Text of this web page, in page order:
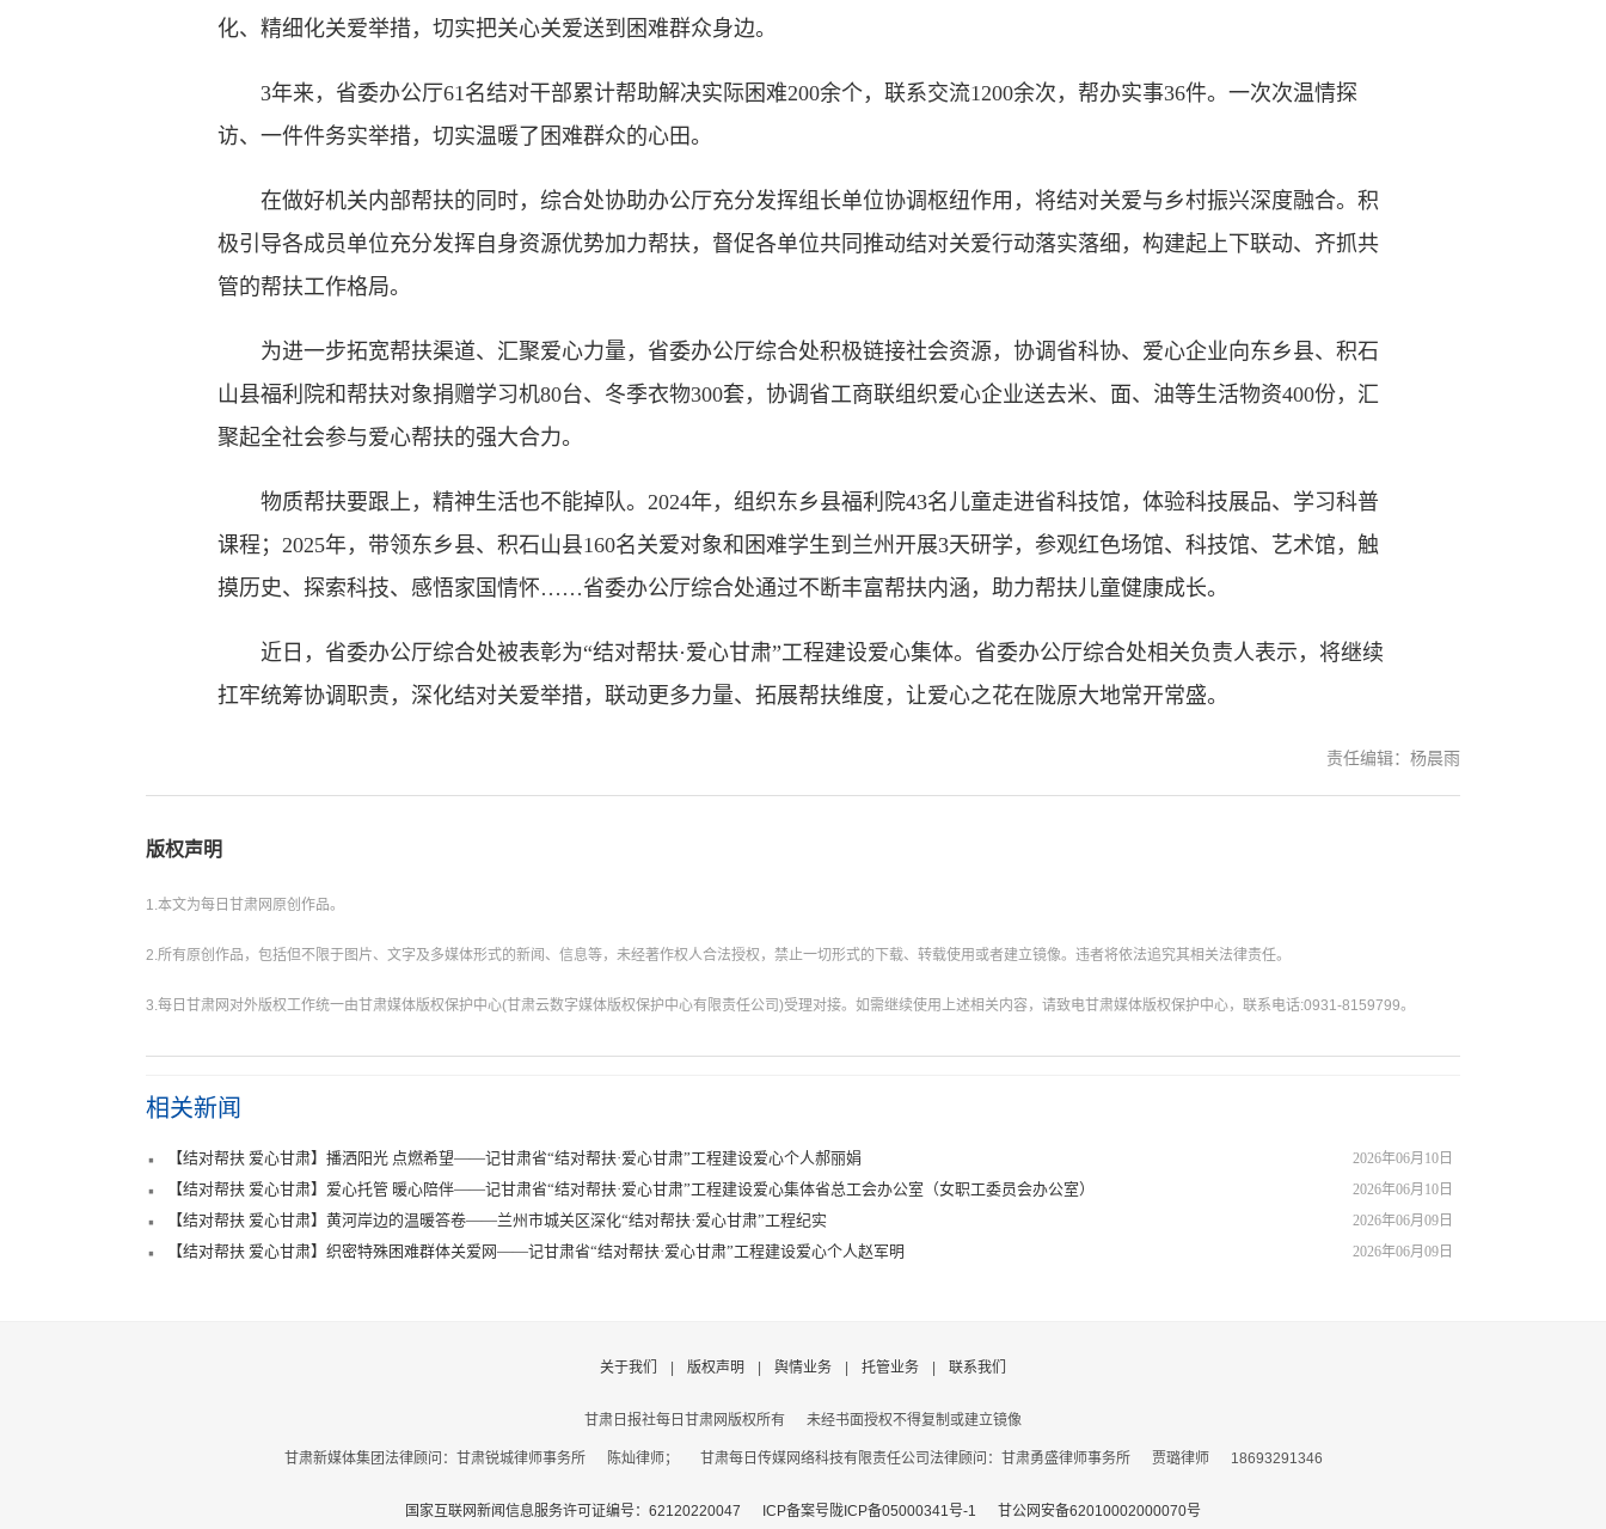
化、精细化关爱举措，切实把关心关爱送到困难群众身边。
3年来，省委办公厅61名结对干部累计帮助解决实际困难200余个，联系交流1200余次，帮办实事36件。一次次温情探
访、一件件务实举措，切实温暖了困难群众的心田。
在做好机关内部帮扶的同时，综合处协助办公厅充分发挥组长单位协调枢纽作用，将结对关爱与乡村振兴深度融合。积
极引导各成员单位充分发挥自身资源优势加力帮扶，督促各单位共同推动结对关爱行动落实落细，构建起上下联动、齐抓共
管的帮扶工作格局。
为进一步拓宽帮扶渠道、汇聚爱心力量，省委办公厅综合处积极链接社会资源，协调省科协、爱心企业向东乡县、积石
山县福利院和帮扶对象捐赠学习机80台、冬季衣物300套，协调省工商联组织爱心企业送去米、面、油等生活物资400份，汇
聚起全社会参与爱心帮扶的强大合力。
物质帮扶要跟上，精神生活也不能掉队。2024年，组织东乡县福利院43名儿童走进省科技馆，体验科技展品、学习科普
课程；2025年，带领东乡县、积石山县160名关爱对象和困难学生到兰州开展3天研学，参观红色场馆、科技馆、艺术馆，触
摸历史、探索科技、感悟家国情怀……省委办公厅综合处通过不断丰富帮扶内涵，助力帮扶儿童健康成长。
近日，省委办公厅综合处被表彰为“结对帮扶·爱心甘肃”工程建设爱心集体。省委办公厅综合处相关负责人表示，将继续
扛牢统筹协调职责，深化结对关爱举措，联动更多力量、拓展帮扶维度，让爱心之花在陇原大地常开常盛。
责任编辑：杨晨雨
版权声明
1.本文为每日甘肃网原创作品。
2.所有原创作品，包括但不限于图片、文字及多媒体形式的新闻、信息等，未经著作权人合法授权，禁止一切形式的下载、转载使用或者建立镜像。违者将依法追究其相关法律责任。
3.每日甘肃网对外版权工作统一由甘肃媒体版权保护中心(甘肃云数字媒体版权保护中心有限责任公司)受理对接。如需继续使用上述相关内容，请致电甘肃媒体版权保护中心，联系电话:0931-8159799。
相关新闻
2026年06月10日
【结对帮扶 爱心甘肃】播洒阳光 点燃希望——记甘肃省“结对帮扶·爱心甘肃”工程建设爱心个人郝丽娟
2026年06月10日
【结对帮扶 爱心甘肃】爱心托管 暖心陪伴——记甘肃省“结对帮扶·爱心甘肃”工程建设爱心集体省总工会办公室（女职工委员会办公室）
2026年06月09日
【结对帮扶 爱心甘肃】黄河岸边的温暖答卷——兰州市城关区深化“结对帮扶·爱心甘肃”工程纪实
2026年06月09日
【结对帮扶 爱心甘肃】织密特殊困难群体关爱网——记甘肃省“结对帮扶·爱心甘肃”工程建设爱心个人赵军明
关于我们 版权声明 舆情业务 托管业务 联系我们
甘肃日报社每日甘肃网版权所有 未经书面授权不得复制或建立镜像
甘肃新媒体集团法律顾问：甘肃锐城律师事务所 陈灿律师； 甘肃每日传媒网络科技有限责任公司法律顾问：甘肃勇盛律师事务所 贾璐律师 18693291346
国家互联网新闻信息服务许可证编号：62120220047 ICP备案号陇ICP备05000341号-1 甘公网安备62010002000070号